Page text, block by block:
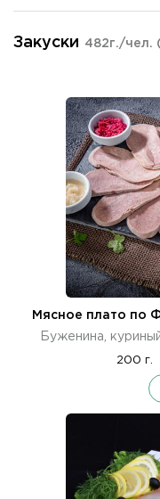
Закуски 482г./чел.
Мясное плато по
Буженина,
200 г.